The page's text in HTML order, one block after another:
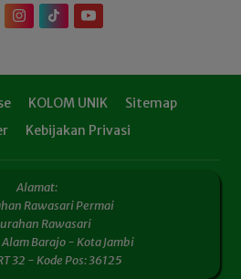
KOLOM UNIK
Sitemap
Kebijakan Privasi
Alamat:
Rawasari Permai
Rawasari
Barajo - Kota Jambi
32 - Kode Pos: 36125